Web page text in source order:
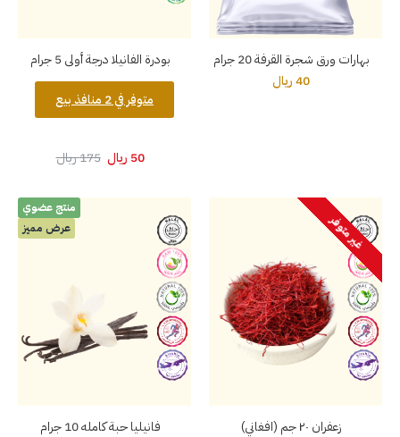
بهارات ورق شجرة القرفة 20 جرام
40 ريال
بودرة الفانيلا درجة أولى 5 جرام
متوفر في 2 منافذ بيع
50 ريال 175 ريال
غير متوفر
زعفران ٢٠ جم (افغاني)
منتج عضوي
عرض مميز
فانيليا حبة كامله 10 جرام